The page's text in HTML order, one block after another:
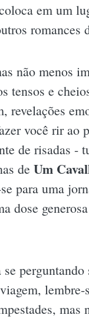
em um
romances
não menos
tensos e
revelações
você rir ao
de risadas -
de Um
para uma
dose
se
mas